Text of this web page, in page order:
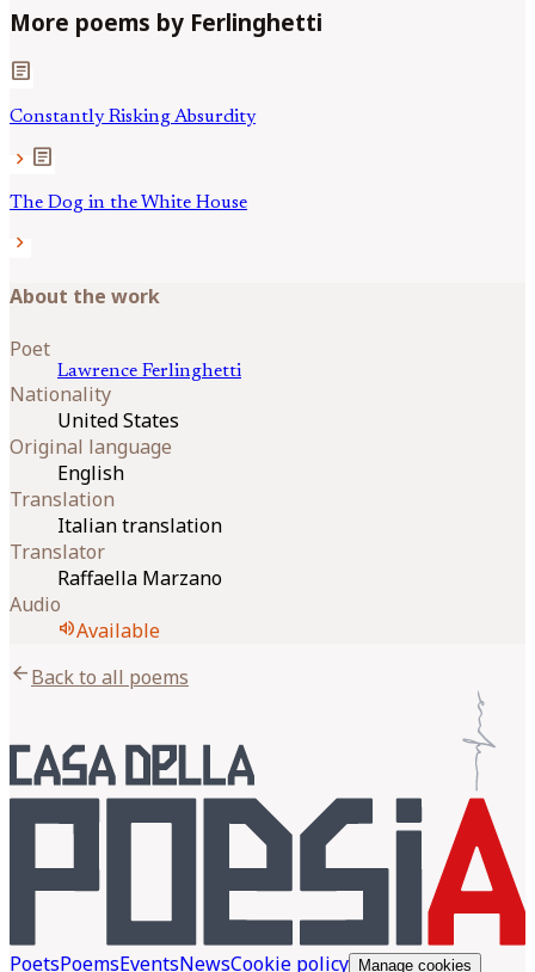
More poems by Ferlinghetti
article
Constantly Risking Absurdity
chevron_right article
The Dog in the White House
chevron_right
About the work
Poet
Lawrence Ferlinghetti
Nationality
United States
Original language
English
Translation
Italian translation
Translator
Raffaella Marzano
Audio
volume_upAvailable
arrow_backBack to all poems
PoetsPoemsEventsNewsCookie policy Manage cookies